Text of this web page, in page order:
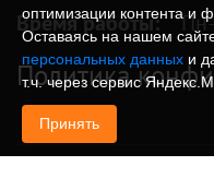
Время работы:
Политика
оптимизации контента и
Оставаясь на нашем
персональных данных и
т.ч. через сервис
Принять